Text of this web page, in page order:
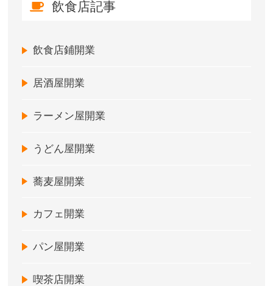
飲食店記事
飲食店鋪開業
居酒屋開業
ラーメン屋開業
うどん屋開業
蕎麦屋開業
カフェ開業
パン屋開業
喫茶店開業